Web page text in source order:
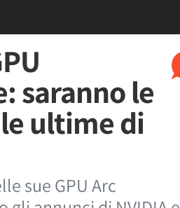
saranno le
ultime di
sue GPU Arc